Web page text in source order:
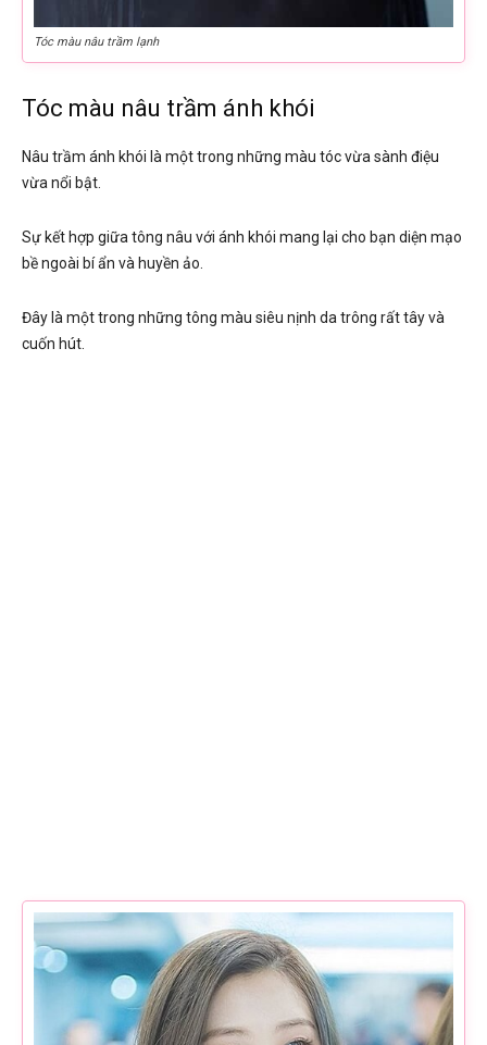
Tóc màu nâu trầm lạnh
Tóc màu nâu trầm ánh khói
Nâu trầm ánh khói là một trong những màu tóc vừa sành điệu
vừa nổi bật.
Sự kết hợp giữa tông nâu với ánh khói mang lại cho bạn diện mạo
bề ngoài bí ẩn và huyền ảo.
Đây là một trong những tông màu siêu nịnh da trông rất tây và
cuốn hút.